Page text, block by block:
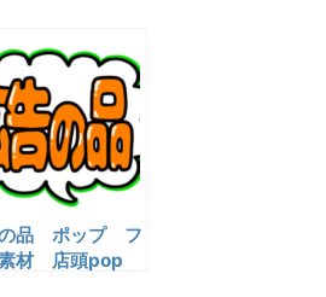
品 ポップ フ
素材 店頭pop